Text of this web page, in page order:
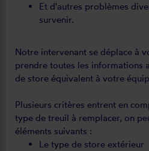
Et d'autres problèmes
survenir.
Notre intervenant se déplace à
prendre toutes les informations
de store équivalent à votre
Plusieurs critères entrent en
type de treuil à remplacer, on
éléments suivants :
Le type de store extérieur